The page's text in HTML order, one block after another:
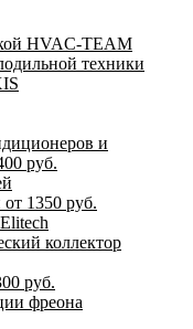
HVAC-TEAM
техники
и
руб.
1350 руб.
коллектор
руб.
фреона